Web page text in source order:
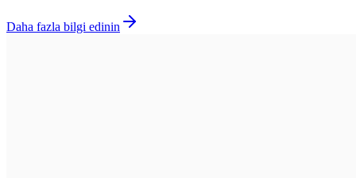
Daha fazla bilgi edinin